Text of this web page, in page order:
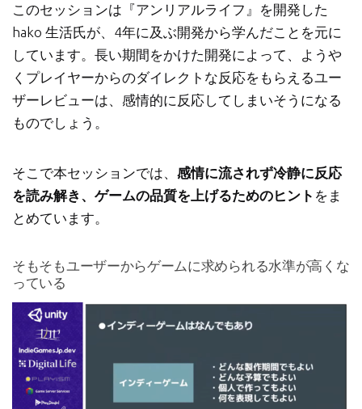
このセッションは『アンリアルライフ』を開発した
hako 生活氏が、4年に及ぶ開発から学んだことを元に
しています。長い期間をかけた開発によって、ようや
くプレイヤーからのダイレクトな反応をもらえるユー
ザーレビューは、感情的に反応してしまいそうになる
ものでしょう。
そこで本セッションでは、 感情に流されず冷静に反応
を読み解き、ゲームの品質を上げるためのヒント をま
とめています。
そもそもユーザーからゲームに求められる水準が高くな
っている